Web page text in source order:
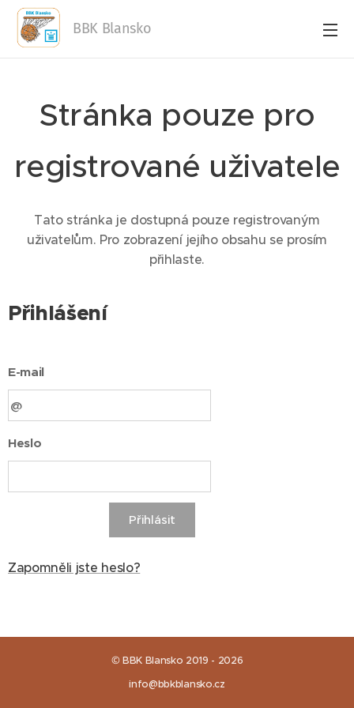
BBK Blansko
Stránka pouze pro
registrované uživatele
Tato stránka je dostupná pouze registrovaným
uživatelům. Pro zobrazení jejího obsahu se prosím
přihlaste.
Přihlášení
E-mail
Heslo
Přihlásit
Zapomněli jste heslo?
© BBK Blansko 2019 - 2026
info@bbkblansko.cz